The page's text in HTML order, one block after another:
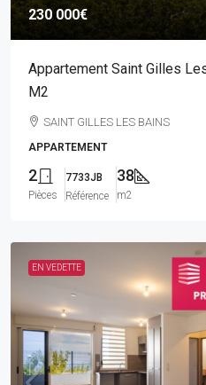
230 000€
Appartement Saint Gilles
M2
SAINT GILLES LES BAINS
APPARTEMENT
2
Pièces
7733JB
Référence
38
m2
EN VEDETTE